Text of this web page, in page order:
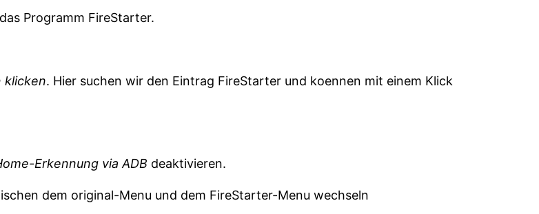
Programm FireStarter.
klicken. Hier suchen wir den Eintrag FireStarter und koennen mit einem Klick
Erkennung via ADB deaktivieren.
dem original-Menu und dem FireStarter-Menu wechseln